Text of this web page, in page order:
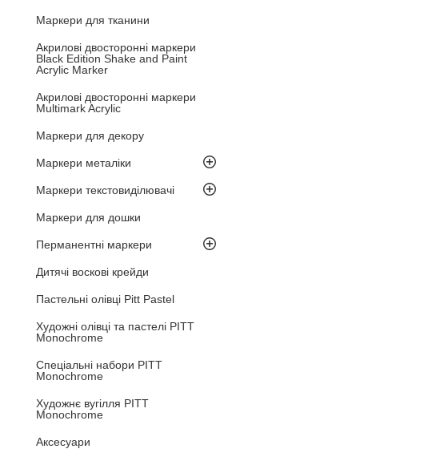
Маркери для тканини
Акрилові двосторонні маркери
Black Edition Shake and Paint
Acrylic Marker
Акрилові двосторонні маркери
Multimark Acrylic
Маркери для декору
Маркери металіки
Маркери текстовиділювачі
Маркери для дошки
Перманентні маркери
Дитячі воскові крейди
Пастельні олівці Pitt Pastel
Художні олівці та пастелі PITT
Monochrome
Спеціальні набори PITT
Monochrome
Художнє вугілля PITT
Monochrome
Аксесуари